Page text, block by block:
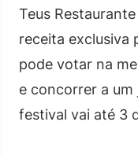
Teus
receita exclusiva
pode votar na
e concorrer a um
festival vai até 3